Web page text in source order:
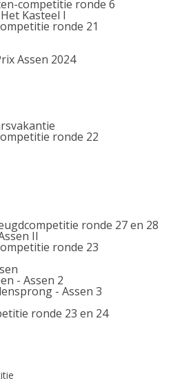
competitie ronde 6
Kasteel I
ronde 21
Assen 2024
ronde 22
ronde 27 en 28
II
ronde 23
- Assen 2
- Assen 3
ronde 23 en 24